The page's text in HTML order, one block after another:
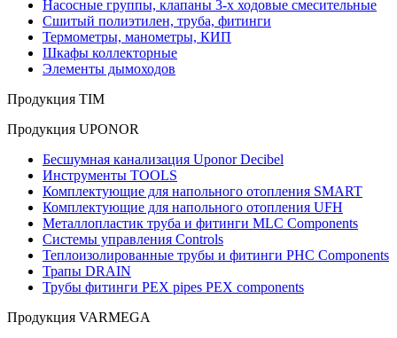
Насосные группы, клапаны 3-х ходовые смесительные
Сшитый полиэтилен, труба, фитинги
Термометры, манометры, КИП
Шкафы коллекторные
Элементы дымоходов
Продукция TIM
Продукция UPONOR
Бесшумная канализация Uponor Decibel
Инструменты TOOLS
Комплектующие для напольного отопления SMART
Комплектующие для напольного отопления UFH
Металлопластик труба и фитинги MLC Components
Системы управления Controls
Теплоизолированные трубы и фитинги PHC Components
Трапы DRAIN
Трубы фитинги PEX pipes PEX components
Продукция VARMEGA